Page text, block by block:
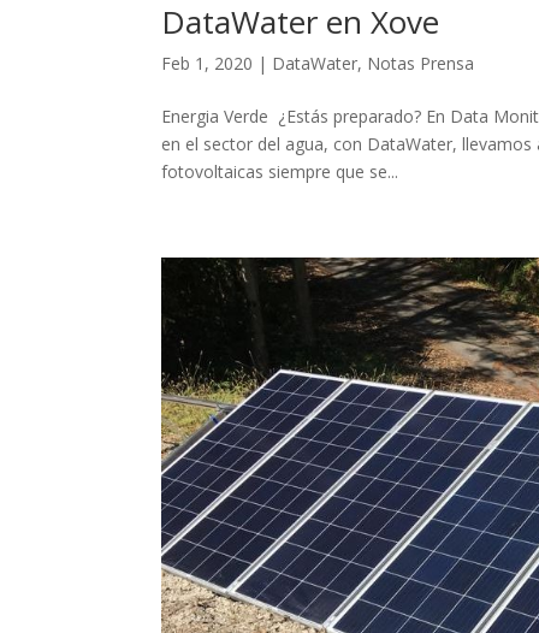
DataWater en Xove
Feb 1, 2020 | DataWater, Notas Prensa
Energia Verde ¿Estás preparado? En Data
en el sector del agua, con DataWater,
fotovoltaicas siempre que se...